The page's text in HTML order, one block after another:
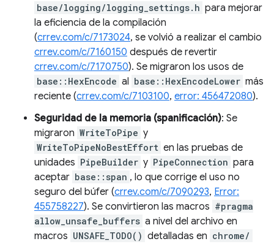
base/logging/logging_settings.h para mejorar
la eficiencia de la compilación
(crrev.com/c/7173024, se volvió a realizar el cambio
crrev.com/c/7160150 después de revertir
crrev.com/c/7170750). Se migraron los usos de
base::HexEncode al base::HexEncodeLower más
reciente (crrev.com/c/7103100, error: 456472080).
Seguridad de la memoria (spanificación): Se
migraron WriteToPipe y
WriteToPipeNoBestEffort en las pruebas de
unidades PipeBuilder y PipeConnection para
aceptar base::span , lo que corrige el uso no
seguro del búfer (crrev.com/c/7090293, Error:
455758227). Se convirtieron las macros #pragma
allow_unsafe_buffers a nivel del archivo en
macros UNSAFE_TODO() detalladas en chrome/